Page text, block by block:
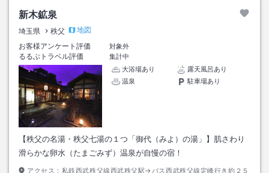
新木鉱泉
埼玉県 秩父
地図
お客様アンケート評価
対象外
るるぶトラベル評価
集計中
大浴場あり
露天風呂あり
温泉
駐車場あり
【秩父の名湯・秩父七湯の１つ「御代（みよ）の湯」】肌さわり
滑らかな卵水（たまごみず）温泉が自慢の宿！
アクセス： 私鉄西武秩父線西武秩父駅→バス西武秩父線定峰行き約２５